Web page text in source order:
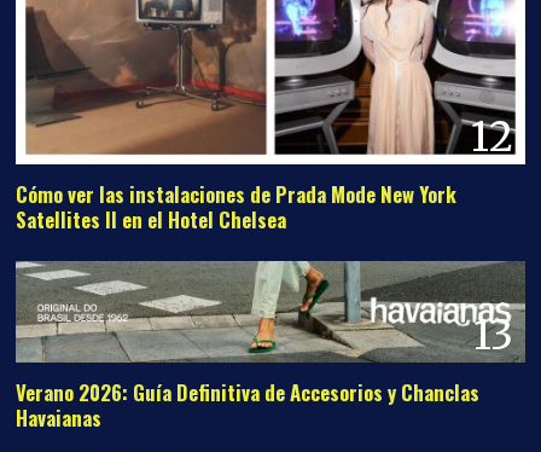
12
Cómo ver las instalaciones de Prada Mode New York
Satellites II en el Hotel Chelsea
13
Verano 2026: Guía Definitiva de Accesorios y Chanclas
Havaianas